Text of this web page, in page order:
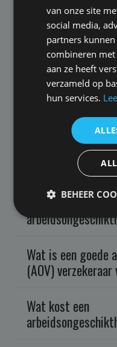
Meer veel
Wat zijn de
advies bij de
Is de AOV
Waarom heb ik
nodig bij een
Wat is een goede
(AOV)
Wat kost een
van onze site
social media,
partners kunnen
combineren
aan ze heeft
verzameld op
hun services.
BEHEER